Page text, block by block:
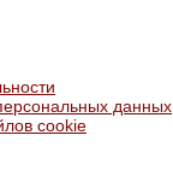
данных
cookie